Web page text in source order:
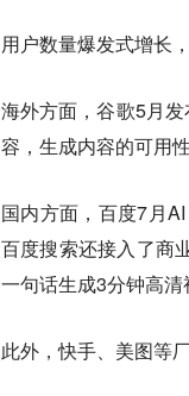
用户数量爆发式增长
海外方面，谷歌5月
容，生成内容的可用
国内方面，百度7月
百度搜索还接入了商
一句话生成3分钟高清
此外，快手、美图等